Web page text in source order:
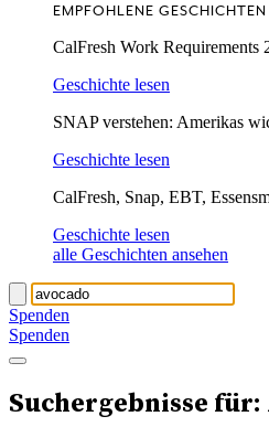
EMPFOHLENE GESCHICHTEN
CalFresh Work Requirements
Geschichte lesen
SNAP verstehen: Amerikas
Geschichte lesen
CalFresh, Snap, EBT,
Geschichte lesen
alle Geschichten ansehen
Spenden
Spenden
Suchergebnisse für: